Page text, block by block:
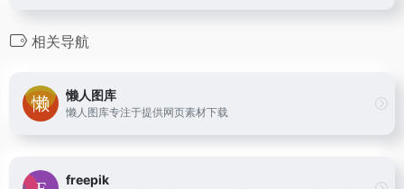
相关导航
懒人图库
懒人图库专注于提供网页素材下载
freepik